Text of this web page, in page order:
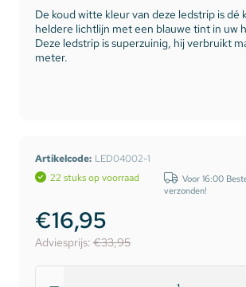
De koud witte kleur van deze ledstrip is dé
heldere lichtlijn met een blauwe tint in uw
Deze ledstrip is superzuinig, hij verbruikt
meter.
Artikelcode: LED04002-1
22 stuks op voorraad
Voor 16:00
verzonden!
€16,95
Adviesprijs: €33,95